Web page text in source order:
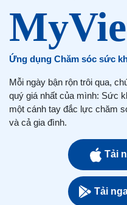
Ứng dụng Chăm sóc sức
Mỗi ngày bận rộn trôi qua,
quý giá nhất của mình: Sức
một cánh tay đắc lực chăm
và cả gia đình.
Tải
Tải